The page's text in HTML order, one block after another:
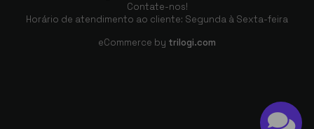
Contate-nos!
Horário de atendimento ao cliente: Segunda à Sexta-feira
eCommerce by trilogi.com